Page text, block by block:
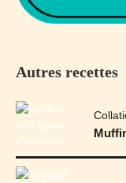
Autres recettes